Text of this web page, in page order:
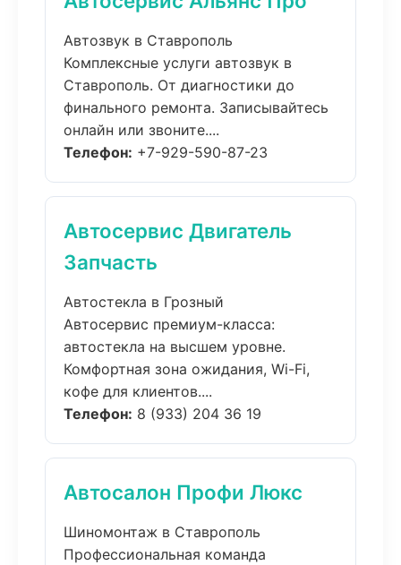
Автозвук в Ставрополь
Комплексные услуги автозвук в
Ставрополь. От диагностики до
финального ремонта. Записывайтесь
онлайн или звоните....
Телефон: +7-929-590-87-23
Автосервис Двигатель
Запчасть
Автостекла в Грозный
Автосервис премиум-класса:
автостекла на высшем уровне.
Комфортная зона ожидания, Wi-Fi,
кофе для клиентов....
Телефон: 8 (933) 204 36 19
Автосалон Профи Люкс
Шиномонтаж в Ставрополь
Профессиональная команда